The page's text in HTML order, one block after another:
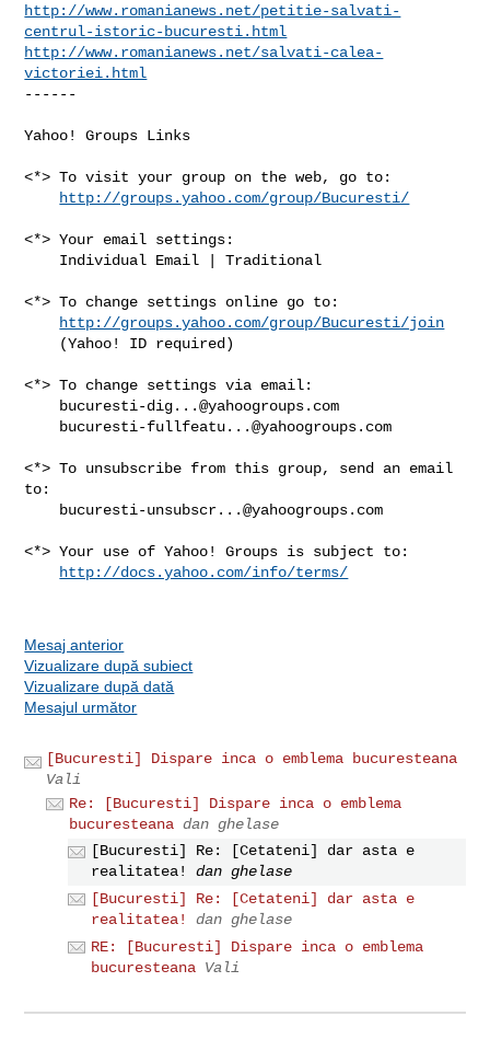
http://www.romanianews.net/petitie-salvati-
centrul-istoric-bucuresti.html
http://www.romanianews.net/salvati-calea-
victoriei.html
------
Yahoo! Groups Links
<*> To visit your group on the web, go to:
http://groups.yahoo.com/group/Bucuresti/
<*> Your email settings:
<*> To change settings online go to:
http://groups.yahoo.com/group/Bucuresti/join
<*> To change settings via email:
bucuresti-dig...@yahoogroups.com
bucuresti-fullfeatu...@yahoogroups.com
<*> To unsubscribe from this group, send an email
to:
bucuresti-unsubscr...@yahoogroups.com
<*> Your use of Yahoo! Groups is subject to:
http://docs.yahoo.com/info/terms/
Mesaj anterior
Vizualizare după subiect
Vizualizare după dată
Mesajul următor
[Bucuresti] Dispare inca o emblema bucuresteana
Vali
Re: [Bucuresti] Dispare inca o emblema
bucuresteana dan ghelase
[Bucuresti] Re: [Cetateni] dar asta e
realitatea!
dan ghelase
[Bucuresti] Re: [Cetateni] dar asta e
realitatea!
dan ghelase
RE: [Bucuresti] Dispare inca o emblema
bucuresteana Vali